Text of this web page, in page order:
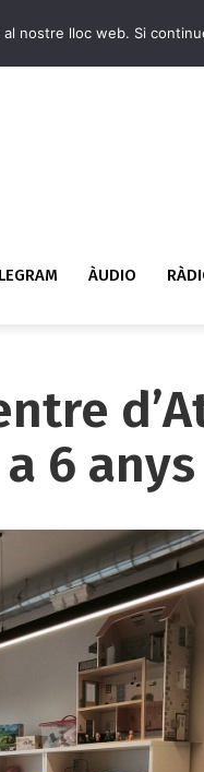
ÀUDIO
6 anys
nostre lloc web. Si